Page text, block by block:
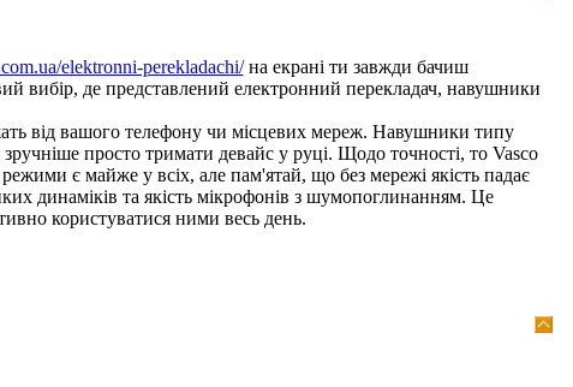
elektronni-perekladachi/на екрані ти завжди бачиш
вибір, де представлений електронний перекладач, навушники
від вашого телефону чи місцевих мереж. Навушники типу
просто тримати девайс у руці. Щодо точності, то Vasco
є майже у всіх, але пам'ятай, що без мережі якість падає
динаміків та якість мікрофонів з шумопоглинанням. Це
користуватися ними весь день.